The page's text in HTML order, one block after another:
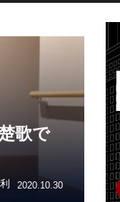
歌で
2020.10.30